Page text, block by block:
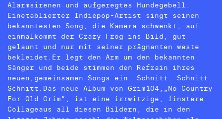
Alarmsirenen und aufgeregtes Hundegebell.
Einetablierter Indiepop-Artist singt seinen
bekanntesten Song, die Kamera schwenkt, auf
einmalkommt der Crazy Frog ins Bild, gut
gelaunt und nur mit seiner prägnanten weste
bekleidet.Er legt den Arm um den bekannten
Sänger und beide stimmen den Refrain ihres
neuen,gemeinsamen Songs ein. Schnitt. Schnitt.
Schnitt.Das neue Album von Grim104,„No Country
For Old Grim“, ist eine irrwitzige, finstere
Collageaus all diesen Bildern, die in den